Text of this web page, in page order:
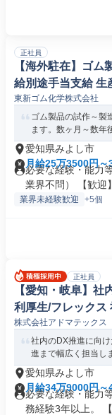
正社員
【海外駐在】ゴ
給別途手当支給 生
東新ゴム化学株式会社
ゴム製品の試作～製
ます。数ヶ月～数年
愛知県みよし市
月給25万3500円～
必要な経験・能力
業界不問） 【歓迎
業界未経験歓迎 +5個
正社員
【愛知・岐阜】
利厚生/フレックス
株式会社アドマテックス
社内のDX推進に向
進まで幅広く担当し
愛知県みよし市
月給34万9000円～
必要な経験・能力
務経験3年以上。 【